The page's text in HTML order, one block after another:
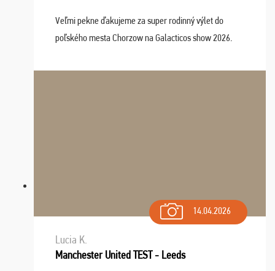
Veľmi pekne ďakujeme za super rodinný výlet do
poľského mesta Chorzow na Galacticos show 2026.
Navštívili sme aj zábavný park Legendia, previe ...
14.04.2026
Lucia K.
Manchester United TEST - Leeds